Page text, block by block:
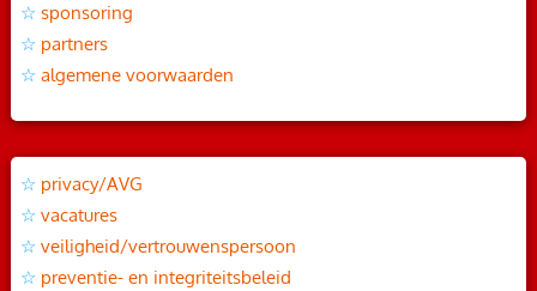
sponsoring
partners
algemene voorwaarden
privacy/AVG
vacatures
veiligheid/vertrouwenspersoon
preventie- en integriteitsbeleid